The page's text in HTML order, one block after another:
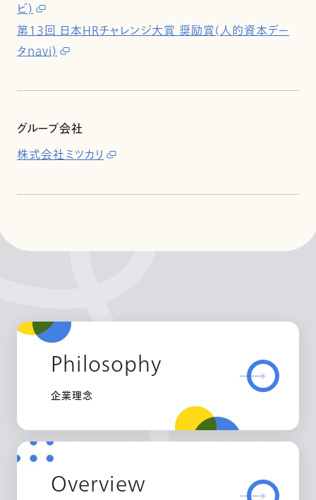
ビ)
第13回 日本HRチャレンジ大賞 奨励賞(人的資本デー
タnavi)
グループ会社
株式会社ミツカリ
Philosophy
企業理念
Overview